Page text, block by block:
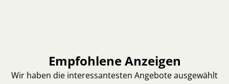
Empfohlene Anzeigen
Wir haben die interessantesten Angebote ausgewählt